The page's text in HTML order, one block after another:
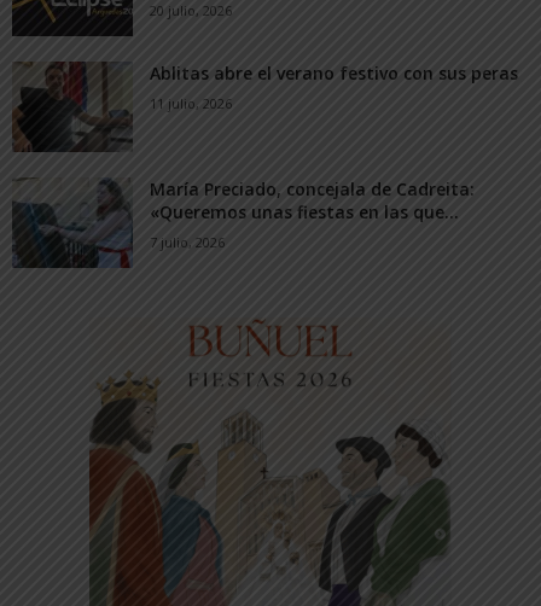
20 julio, 2026
Ablitas abre el verano festivo con sus peras
11 julio, 2026
María Preciado, concejala de Cadreita:
«Queremos unas fiestas en las que...
7 julio, 2026